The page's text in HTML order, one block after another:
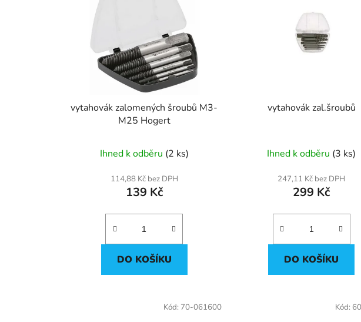
vytahovák zalomených šroubů M3-
M25 Hogert
Ihned k odběru (2 ks)
114,88 Kč bez DPH
139 Kč
DO KOŠÍKU
vytahovák zal.šroubů
Ihned k odběru (3 ks)
247,11 Kč bez DPH
299 Kč
DO KOŠÍKU
Kód: 70-061600 Kód: